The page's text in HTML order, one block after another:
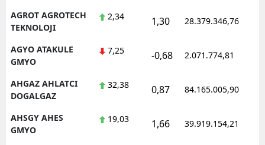
AGROT AGROTECH
TEKNOLOJI
2,34 1,30 28.379.346,76
AGYO ATAKULE
GMYO
7,25 -0,68 2.071.774,81
AHGAZ AHLATCI
DOGALGAZ
32,38 0,87 84.165.005,90
AHSGY AHES
GMYO
19,03 1,66 39.919.154,21